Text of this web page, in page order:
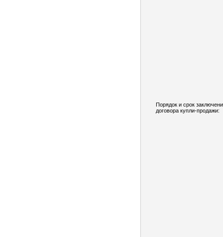
Порядок и срок
договора купли-продажи: